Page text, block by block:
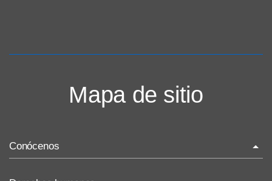
Mapa de sitio
Conócenos